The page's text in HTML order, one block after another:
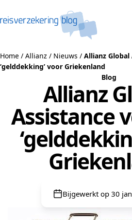
Home / Allianz / Nieuws / Allianz Global
‘gelddekking’ voor Griekenland
Blog
Allianz
Assistance
Bijgewerkt op 30